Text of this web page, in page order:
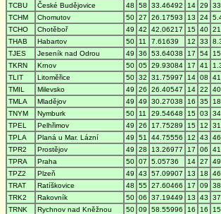
TCBU
České Budějovice 48 58 33.46492 14 29
TCHM
Chomutov 50 27 26.17593 13 24
TCHO
Chotěboř 49 42 42.06217 15 40
THAB
Habartov 50 11 7.61639 12 33
TJES
Jeseník nad Odrou 49 36 53.64038 17 54
TKRN
Krnov 50 05 29.93084 17 41
TLIT
Litoměřice 50 32 31.75997 14 08
TMIL
Milevsko 49 26 26.40547 14 22
TMLA
Mladějov 49 49 30.27038 16 35
TNYM
Nymburk 50 11 29.54648 15 03
TPEL
Pelhřimov 49 26 17.75289 15 12
TPLA
Planá u Mar. Lázní 49 51 44.75556 12 43
TPR2
Prostějov 49 28 13.26977 17 06
TPRA
Praha 50 07 5.05736 14 27
TPZ2
Plzeň 49 43 57.09907 13 18
TRAT
Ratíškovice 48 55 27.60466 17 09
TRK2
Rakovník 50 06 37.19449 13 43
TRNK
Rychnov nad Kněžnou 50 09 58.55996 16 16